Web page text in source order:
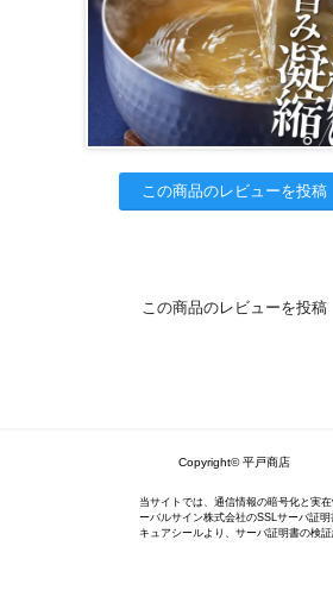
この商品のレビューを投稿
この商品のレビューを投稿
Copyright© 平戸商店
当サイトでは、通信情報の暗号化と実
ーバルサイン株式会社のSSLサーバ証
キュアシールより、サーバ証明書の検証